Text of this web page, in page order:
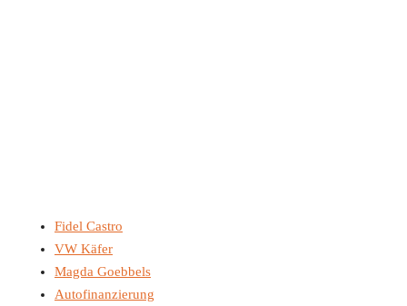
Fidel Castro
VW Käfer
Magda Goebbels
Autofinanzierung